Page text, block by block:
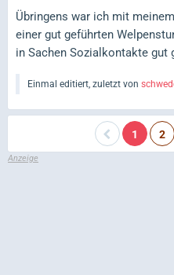
Übringens war ich mit
einer gut geführten
in Sachen Sozialkontakte gut
Einmal editiert, zuletzt von
1 2